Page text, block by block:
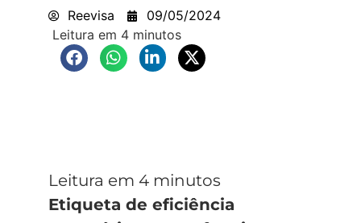
Reevisa 09/05/2024
Etiqueta de eficiência